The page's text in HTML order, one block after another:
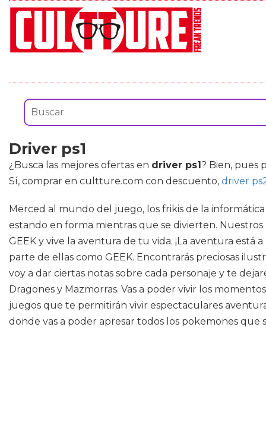
Driver ps1
¿Busca las mejores ofertas en driver ps1? Bien, pues
Sí, comprar en cultture.com con descuento, driver
Merced al mundo del juego, los frikis de la
estando en forma mientras que se divierten.
GEEK y vive la aventura de tu vida. ¡La aventura
parte de ellas como GEEK. Encontrarás preciosas
voy a dar ciertas notas sobre cada personaje y te
Dragones y Mazmorras. Vas a poder vivir los
juegos que te permitirán vivir espectaculares
donde vas a poder apresar todos los pokemones que